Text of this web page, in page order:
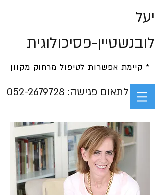
יעל
לובנשטיין-פסיכולוגית
* קיימת אפשרות לטיפול מרחוק מקוון
052-2679728 :לתאום פגישה